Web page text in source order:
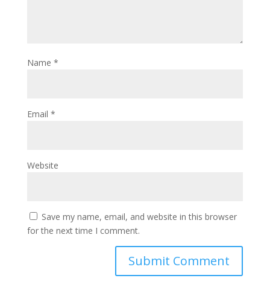
Name *
Email *
Website
Save my name, email, and website in this browser
for the next time I comment.